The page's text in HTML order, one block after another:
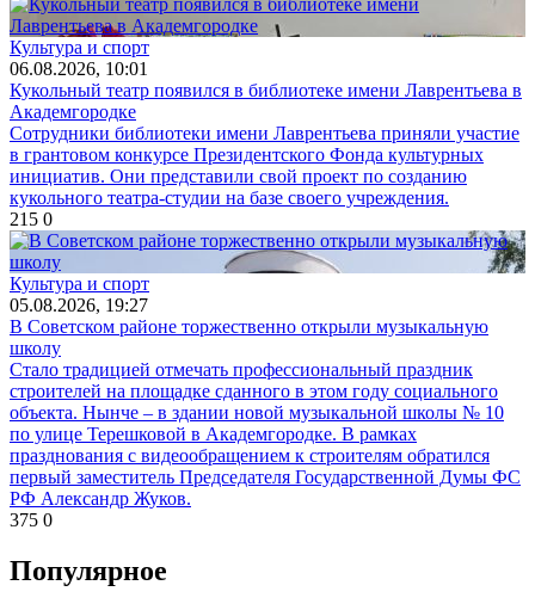
Культура и спорт
06.08.2026, 10:01
Кукольный театр появился в библиотеке имени Лаврентьева в
Академгородке
Сотрудники библиотеки имени Лаврентьева приняли участие
в грантовом конкурсе Президентского Фонда культурных
инициатив. Они представили свой проект по созданию
кукольного театра-студии на базе своего учреждения.
215 0
Культура и спорт
05.08.2026, 19:27
В Советском районе торжественно открыли музыкальную
школу
Стало традицией отмечать профессиональный праздник
строителей на площадке сданного в этом году социального
объекта. Нынче – в здании новой музыкальной школы № 10
по улице Терешковой в Академгородке. В рамках
празднования с видеообращением к строителям обратился
первый заместитель Председателя Государственной Думы ФС
РФ Александр Жуков.
375 0
Популярное